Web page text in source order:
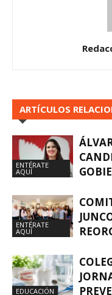
ARTÍCULOS
ENTÉRATE
AQUÍ
ENTÉRATE
AQUÍ
EDUCACIÓN